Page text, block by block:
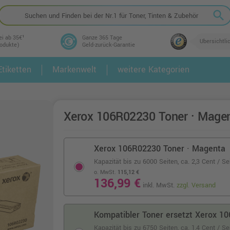
search
ab 35€¹
Ganze 365 Tage
Geld-zurück-Garantie
2.
Markenwelt weitere Kategorien
Xerox 106R02230 Toner ·
Xerox 106R02230 Toner · Magenta
Kapazität bis zu 6000 Seiten, ca. 2,3 Cent /
o. MwSt. 115,12 €
136,99 € inkl. MwSt. zzgl. Versand
Kompatibler Toner ersetzt Xerox
Kapazität bis zu 6750 Seiten, ca. 1,4 Cent /